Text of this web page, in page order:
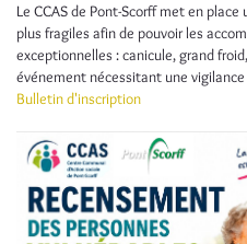
Le CCAS de Pont-Scorff met en
plus fragiles afin de pouvoir les
exceptionnelles : canicule, grand
événement nécessitant une
Bulletin d'inscription